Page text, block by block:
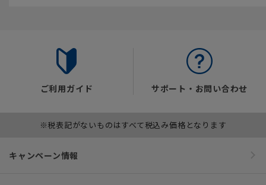
ご利用ガイド サポート・お問い合わせ
※税表記がないものはすべて税込み価格となります
キャンペーン情報